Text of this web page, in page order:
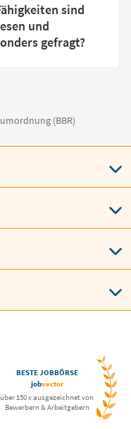
sind
und
gefragt?
(BBR)
BESTE JOBBÖRSE
jobvector
über 150 x ausgezeichnet von
Bewerbern & Arbeitgebern